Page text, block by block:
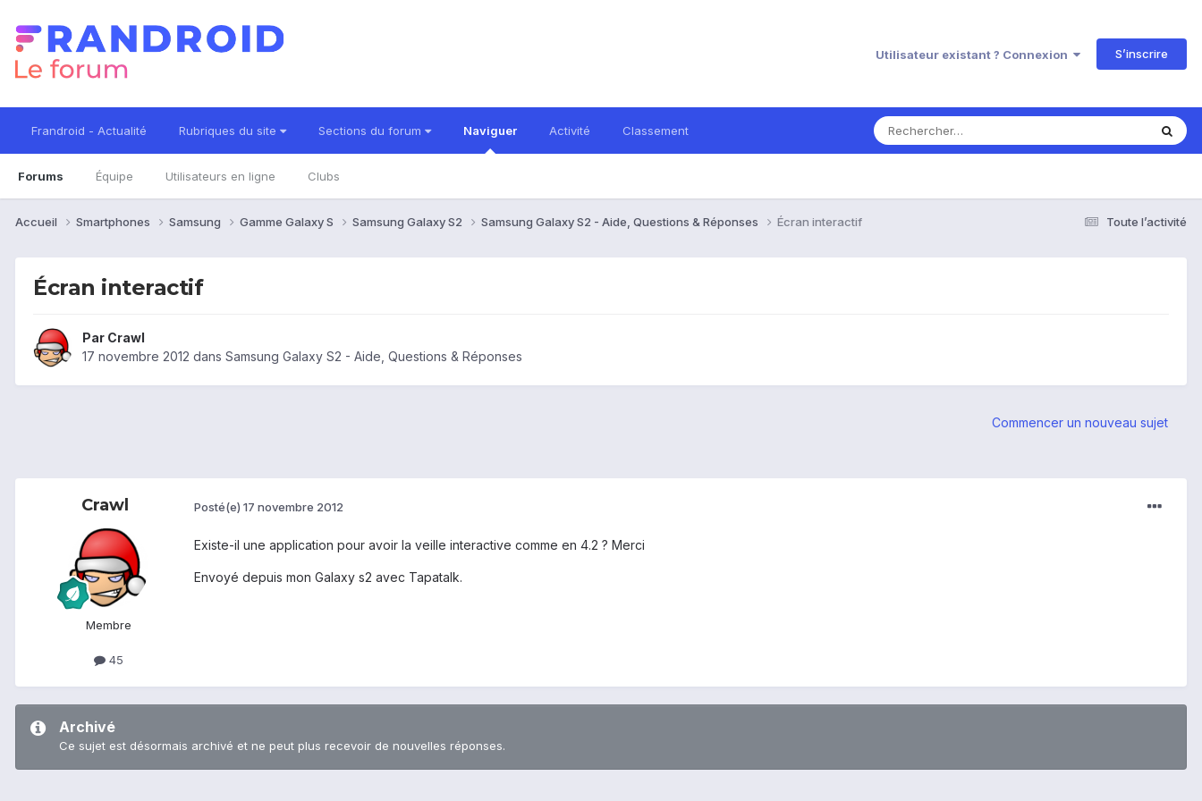
Utilisateur existant ? Connexion S’inscrire
Frandroid - Actualité Rubriques du site Sections du forum Naviguer
Forums Équipe Utilisateurs en ligne Clubs
Activité Classement
Toute l’activité
Accueil Smartphones Samsung Gamme Galaxy S Samsung Galaxy S2 Samsung Galaxy S2 - Aide, Questions & Réponses Écran interactif
Écran interactif
Par Crawl
17 novembre 2012 dans Samsung Galaxy S2 - Aide, Questions & Réponses
Commencer un nouveau sujet
Crawl
Membre
45
Posté(e) 17 novembre 2012
Existe-il une application pour avoir la veille interactive comme en 4.2 ? Merci
Envoyé depuis mon Galaxy s2 avec Tapatalk.
Archivé
Ce sujet est désormais archivé et ne peut plus recevoir de nouvelles réponses.